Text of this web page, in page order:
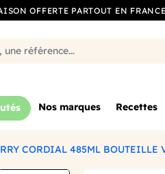
OFFERTE PARTOUT EN
Nos marques Recettes
CORDIAL 485ML BOUTEILLE